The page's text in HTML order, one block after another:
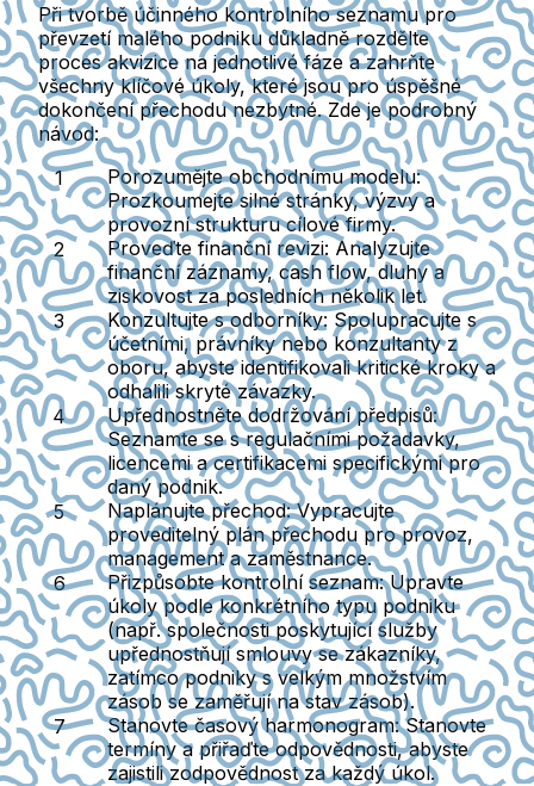
Při tvorbě účinnéhokontrolního seznamu pro
převzetí malého podnikudůkladně rozdělte
proces akvizice na jednotlivé fáze a zahrňte
všechny klíčové úkoly, které jsou pro úspěšné
dokončení přechodu nezbytné. Zde je podrobný
návod:
Porozumějte obchodnímu modelu:
Prozkoumejte silné stránky, výzvy a
provozní strukturu cílové firmy.
Proveďte finanční revizi: Analyzujte
finanční záznamy, cash flow, dluhy a
ziskovost za posledních několik let.
Konzultujte s odborníky: Spolupracujte s
účetními, právníky nebo konzultanty z
oboru, abyste identifikovali kritické kroky a
odhalili skryté závazky.
Upřednostněte dodržování předpisů:
Seznamte se s regulačními požadavky,
licencemi a certifikacemi specifickými pro
daný podnik.
Naplánujte přechod: Vypracujte
proveditelný plán přechodu pro provoz,
management a zaměstnance.
Přizpůsobte kontrolní seznam: Upravte
úkoly podle konkrétního typu podniku
(např. společnosti poskytující služby
upřednostňují smlouvy se zákazníky,
zatímco podniky s velkým množstvím
zásob se zaměřují na stav zásob).
Stanovte časový harmonogram: Stanovte
termíny a přiřaďte odpovědnosti, abyste
zajistili zodpovědnost za každý úkol.